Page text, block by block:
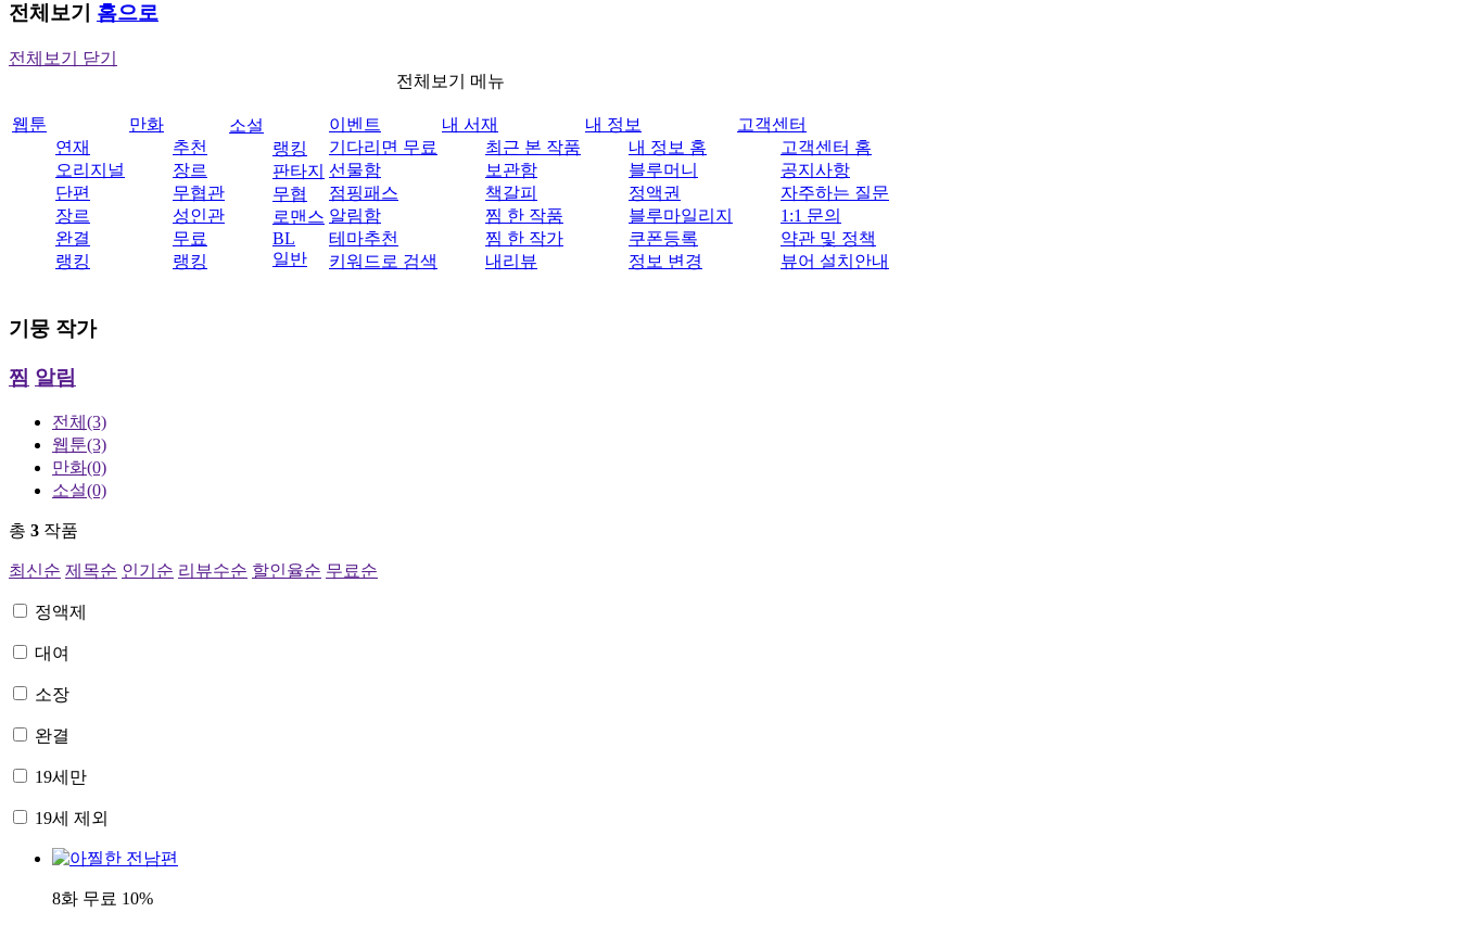
전체보기 홈으로
전체보기 닫기
전체보기 메뉴
웹툰
연재
오리지널
단편
장르
완결
랭킹
만화
추천
장르
무협관
성인관
무료
랭킹
소설
랭킹
판타지
무협
로맨스
BL
일반
이벤트
기다리면 무료
선물함
점핑패스
알림함
테마추천
키워드로 검색
내 서재
최근 본 작품
보관함
책갈피
찜 한 작품
찜 한 작가
내리뷰
내 정보
내 정보 홈
블루머니
정액권
블루마일리지
쿠폰등록
정보 변경
고객센터
고객센터 홈
공지사항
자주하는 질문
1:1 문의
약관 및 정책
뷰어 설치안내
기뭉 작가
찜 알림
전체 (3)
웹툰(3)
만화(0)
소설(0)
총 3 작품
최신순 제목순 인기순 리뷰수순 할인율순 무료순
정액제
대여
소장
완결
19세만
19세 제외
8화 무료 10%